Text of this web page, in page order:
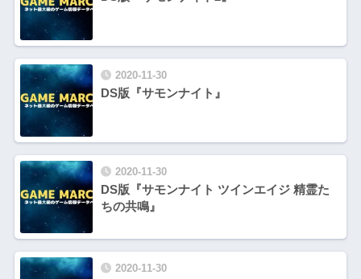
2020-11-30
DS版『サモンナイト』
2020-11-30
DS版『サモンナイト ツインエイジ 精霊た
ちの共鳴』
2020-11-30